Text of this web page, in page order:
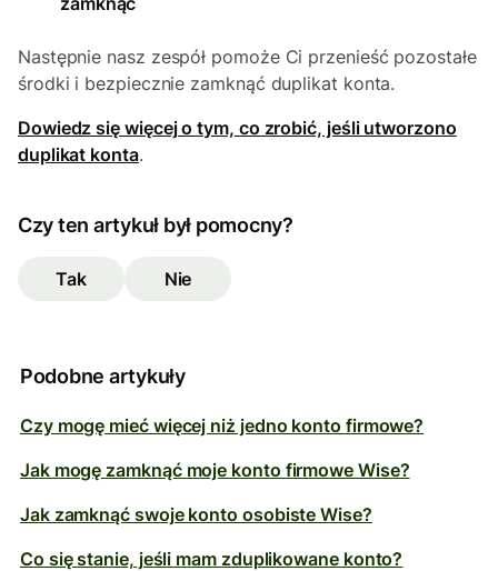
Następnie nasz zespół pomoże Ci przenieść pozostałe
środki i bezpiecznie zamknąć duplikat konta.
Dowiedz się więcej o tym, co zrobić, jeśli utworzono
duplikat konta.
Czy ten artykuł był pomocny?
Tak Nie
Podobne artykuły
Czy mogę mieć więcej niż jedno konto firmowe?
Jak mogę zamknąć moje konto firmowe Wise?
Jak zamknąć swoje konto osobiste Wise?
Co się stanie, jeśli mam zduplikowane konto?